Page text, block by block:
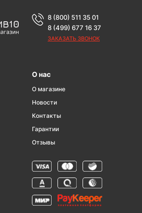
8 (800) 511 35 01
8 (499) 677 16 37
ЗАКАЗАТЬ ЗВОНОК
О нас
О магазине
Новости
Контакты
Гарантии
Отзывы